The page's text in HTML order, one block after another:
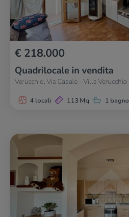
€ 218.000
Quadrilocale in vendita
Verucchio, Via Casale - Villa Verucchio
4 locali 113 Mq 1 bagno